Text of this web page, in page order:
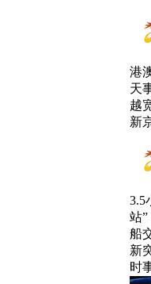
港
天
越
新
3.5
站
船
新
时